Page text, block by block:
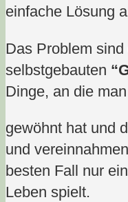
einfache Lösung
Das Problem
selbstgebauten
Dinge, an die
gewöhnt hat und
und
besten Fall nur
Leben spielt.